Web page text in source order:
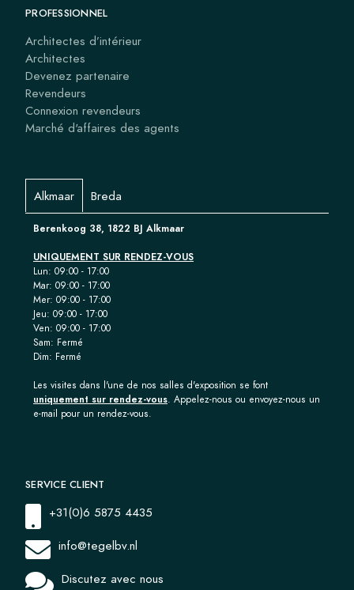
PROFESSIONNEL
Architectes d’intérieur
Architectes
Devenez partenaire
Revendeurs
Connexion revendeurs
Marché d'affaires des agents
Alkmaar Breda
Berenkoog 38, 1822 BJ Alkmaar
UNIQUEMENT SUR RENDEZ-VOUS
Lun: 09:00 - 17:00
Mar: 09:00 - 17:00
Mer: 09:00 - 17:00
Jeu: 09:00 - 17:00
Ven: 09:00 - 17:00
Sam: Fermé
Dim: Fermé
Les visites dans l'une de nos salles d'exposition se font
uniquement sur rendez-vous. Appelez-nous ou envoyez-nous un
e-mail pour un rendez-vous.
SERVICE CLIENT
+31(0)6 5875 4435
info@tegelbv.nl
Discutez avec nous